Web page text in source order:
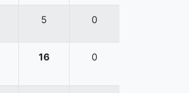
5 0
16 0